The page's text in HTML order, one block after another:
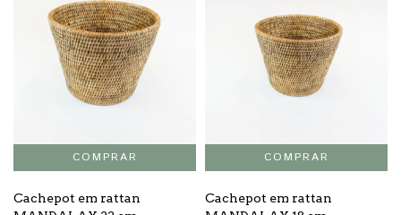
Cachepot em rattan
Cachepot em rattan